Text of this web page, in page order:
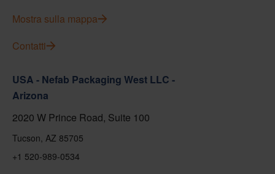
Mostra sulla mappa
Contatti
USA - Nefab Packaging West LLC -
Arizona
2020 W Prince Road, Suite 100
Tucson, AZ 85705
+1 520-989-0534